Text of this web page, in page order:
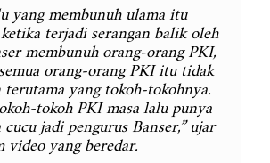
yang membunuh ulama itu
terjadi serangan balik oleh
membunuh orang-orang PKI,
orang-orang PKI itu tidak
terutama yang tokoh-tokohnya.
tokoh PKI masa lalu punya
jadi pengurus Banser,” ujar
yang beredar.